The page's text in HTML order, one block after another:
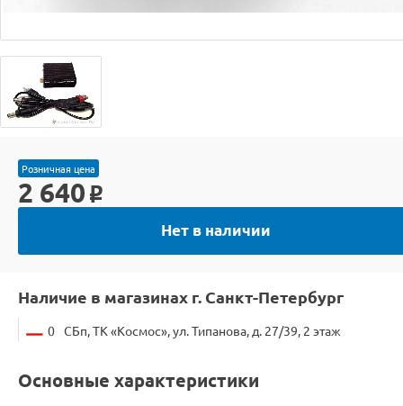
Розничная цена
2 640 o
Нет в наличии
Наличие в магазинах г. Санкт-Петербург
0 СБп, ТК «Космос», ул. Типанова, д. 27/39, 2 этаж
Основные характеристики